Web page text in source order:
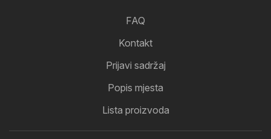
FAQ
Kontakt
Prijavi sadržaj
Popis mjesta
Lista proizvoda